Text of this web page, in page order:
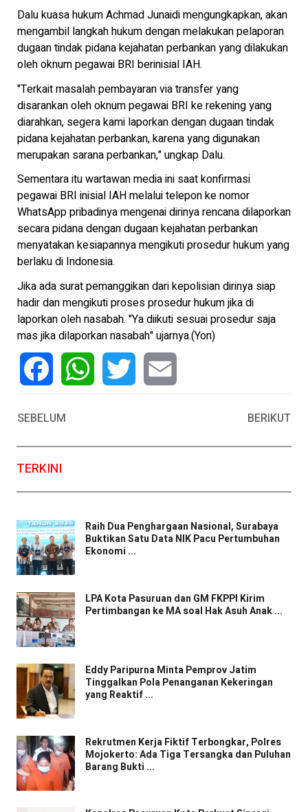
Dalu kuasa hukum Achmad Junaidi mengungkapkan, akan
mengambil langkah hukum dengan melakukan pelaporan
dugaan tindak pidana kejahatan perbankan yang dilakukan
oleh oknum pegawai BRI berinisial IAH.
"Terkait masalah pembayaran via transfer yang
disarankan oleh oknum pegawai BRI ke rekening yang
diarahkan, segera kami laporkan dengan dugaan tindak
pidana kejahatan perbankan, karena yang digunakan
merupakan sarana perbankan," ungkap Dalu.
Sementara itu wartawan media ini saat konfirmasi
pegawai BRI inisial IAH melalui telepon ke nomor
WhatsApp pribadinya mengenai dirinya rencana dilaporkan
secara pidana dengan dugaan kejahatan perbankan
menyatakan kesiapannya mengikuti prosedur hukum yang
berlaku di Indonesia.
Jika ada surat pemanggikan dari kepolisian dirinya siap
hadir dan mengikuti proses prosedur hukum jika di
laporkan oleh nasabah. "Ya diikuti sesuai prosedur saja
mas jika dilaporkan nasabah" ujarnya.(Yon)
SEBELUM
BERIKUT
TERKINI
Raih Dua Penghargaan Nasional, Surabaya
Buktikan Satu Data NIK Pacu Pertumbuhan
Ekonomi ...
LPA Kota Pasuruan dan GM FKPPI Kirim
Pertimbangan ke MA soal Hak Asuh Anak ...
Eddy Paripurna Minta Pemprov Jatim
Tinggalkan Pola Penanganan Kekeringan
yang Reaktif ...
Rekrutmen Kerja Fiktif Terbongkar, Polres
Mojokerto: Ada Tiga Tersangka dan Puluhan
Barang Bukti ...